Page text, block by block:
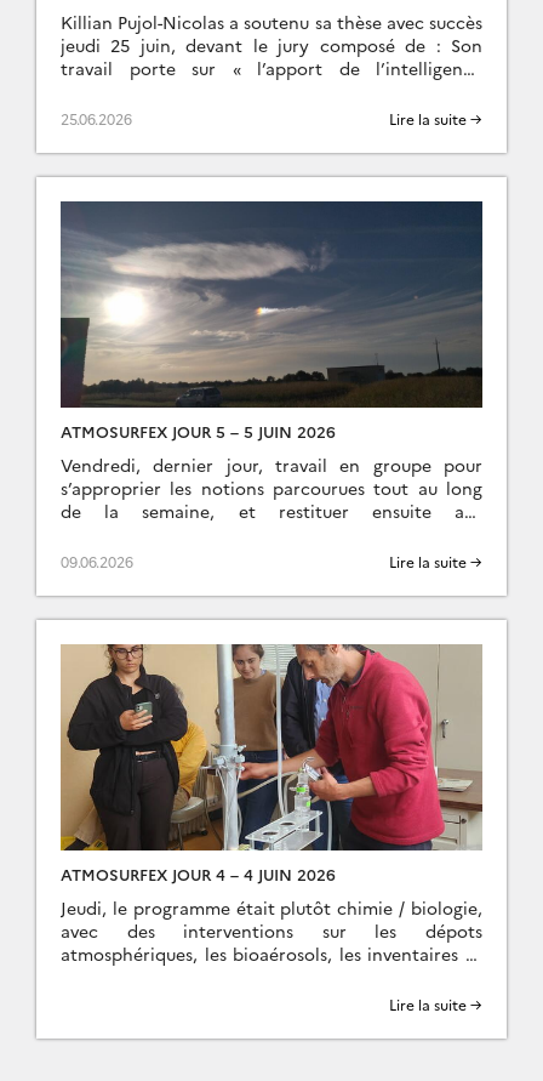
Killian Pujol-Nicolas a soutenu sa thèse avec succès
jeudi 25 juin, devant le jury composé de : Son
travail porte sur « l’apport de l’intelligence
25.06.2026 Lire la suite →
ATMOSURFEX JOUR 5 – 5 JUIN 2026
Vendredi, dernier jour, travail en groupe pour
s’approprier les notions parcourues tout au long
de la semaine, et restituer ensuite aux
avec des restitutions théatrales vraiment […]
09.06.2026 Lire la suite →
ATMOSURFEX JOUR 4 – 4 JUIN 2026
Jeudi, le programme était plutôt chimie / biologie,
avec des interventions sur les dépots
atmosphériques, les bioaérosols, les inventaires et
dans l’atmosphère. L’après midi, les TP […]Lire la suite →